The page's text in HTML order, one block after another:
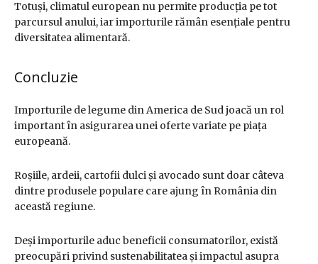
Totuși, climatul european nu permite producția pe tot
parcursul anului, iar importurile rămân esențiale pentru
diversitatea alimentară.
Concluzie
Importurile de legume din America de Sud joacă un rol
important în asigurarea unei oferte variate pe piața
europeană.
Roșiile, ardeii, cartofii dulci și avocado sunt doar câteva
dintre produsele populare care ajung în România din
această regiune.
Deși importurile aduc beneficii consumatorilor, există
preocupări privind sustenabilitatea și impactul asupra